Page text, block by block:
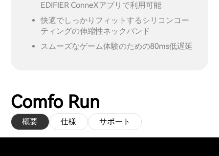
EDIFIER ConneXアプリで利用可能
快適でしっかりフィットするシリコンコー
ティングの伸縮性ネックバンド
スムーズなゲーム体験のための80ms低遅延
Comfo Run
概要 仕様 サポート